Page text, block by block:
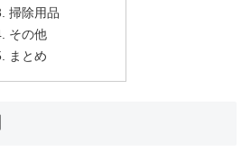
掃除用品
その他
まとめ